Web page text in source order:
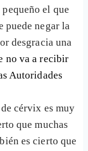
el que
puede negar la
desgracia una
no va a recibir
Autoridades
cérvix es muy
que muchas
es cierto que